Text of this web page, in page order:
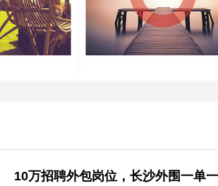
10万招聘外包岗位，长沙外围一单